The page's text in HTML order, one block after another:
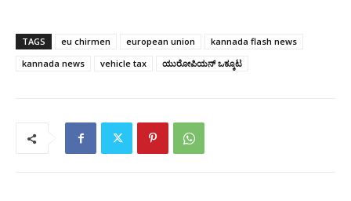
TAGS eu chirmen european union
kannada flash news
kannada news
vehicle tax ಯುರೋಪಿಯನ್ ಒಕ್ಕೂಟ